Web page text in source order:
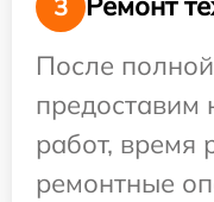
3
После
предоставим
работ, время
ремонтные